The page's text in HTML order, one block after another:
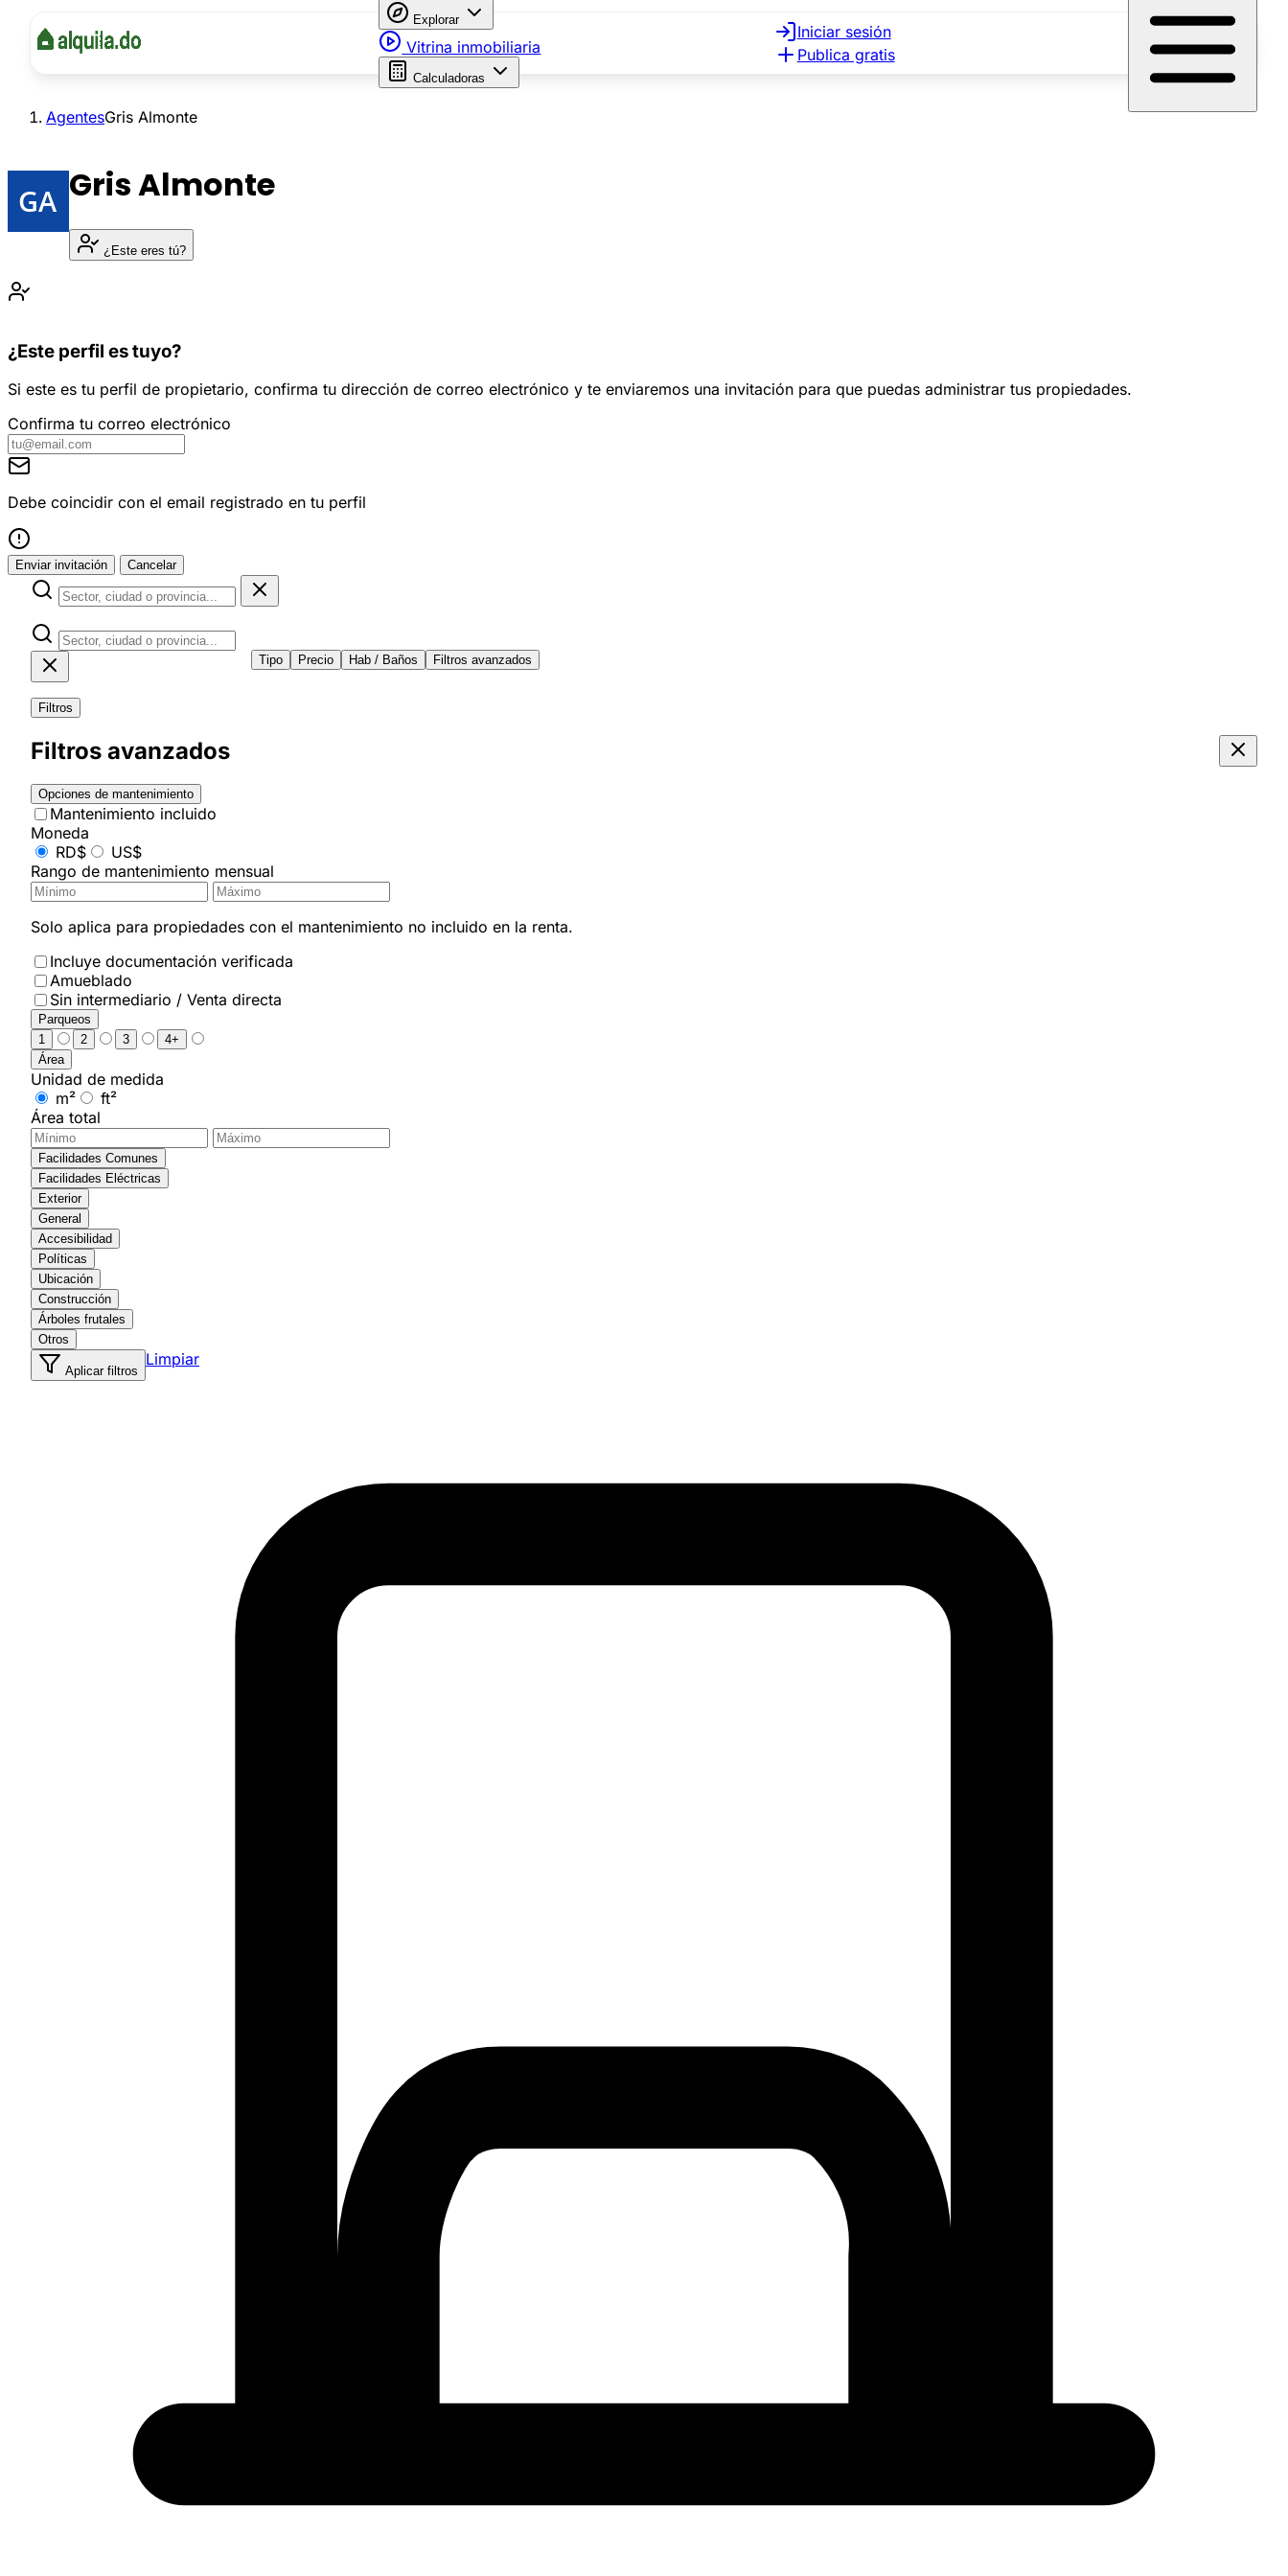
Explorar
Vitrina inmobiliaria
Calculadoras
Iniciar sesión
Publica gratis
AgentesGris Almonte
Gris Almonte
¿Este eres tú?
¿Este perfil es tuyo?
Si este es tu perfil de propietario, confirma tu dirección de correo electrónico y te enviaremos una invitación para que puedas administrar tus propiedades.
Confirma tu correo electrónico
Debe coincidir con el email registrado en tu perfil
Enviar invitación Cancelar
Tipo Precio Hab / Baños Filtros avanzados
Filtros
Filtros avanzados
Opciones de mantenimiento
Mantenimiento incluido
Moneda
RD$
US$
Rango de mantenimiento mensual
Solo aplica para propiedades con el mantenimiento no incluido en la renta.
Incluye documentación verificada
Amueblado
Sin intermediario / Venta directa
Parqueos
1
2 3
4+
Área
Unidad de medida
m²
ft²
Área total
Facilidades Comunes
Facilidades Eléctricas
Exterior
General
Accesibilidad
Políticas
Ubicación
Construcción
Árboles frutales
Otros
Aplicar filtros
Limpiar